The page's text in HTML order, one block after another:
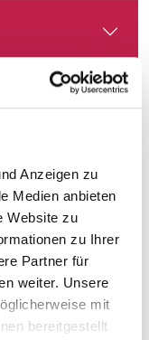
Anzeigen zu
Medien anbieten
Website zu
zu Ihrer
Partner für
weiter. Unsere
mit
bereitgestellt
können: So geht's